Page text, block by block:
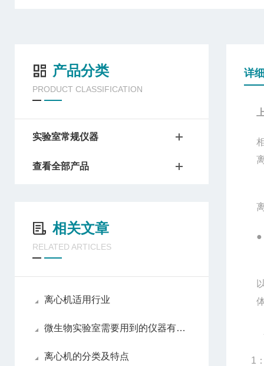
产品分类
PRODUCT CLASSIFICATION
实验室常规仪器
查看全部产品
相关文章
RELATED ARTICLES
离心机适用行业
微生物实验室需要用到的仪器有哪些
离心机的分类及特点
详
●
1